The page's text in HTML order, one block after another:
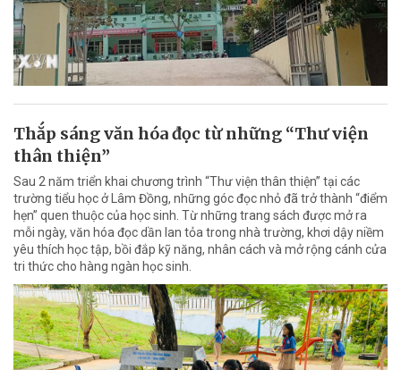
Thắp sáng văn hóa đọc từ những “Thư viện
thân thiện”
Sau 2 năm triển khai chương trình “Thư viện thân thiện” tại các
trường tiểu học ở Lâm Đồng, những góc đọc nhỏ đã trở thành “điểm
hẹn” quen thuộc của học sinh. Từ những trang sách được mở ra
mỗi ngày, văn hóa đọc dần lan tỏa trong nhà trường, khơi dậy niềm
yêu thích học tập, bồi đắp kỹ năng, nhân cách và mở rộng cánh cửa
tri thức cho hàng ngàn học sinh.